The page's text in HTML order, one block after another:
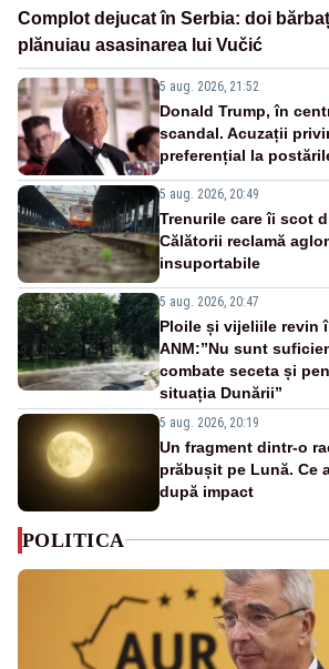
Complot dejucat în Serbia: doi
plănuiau asasinarea lui Vučić
5 aug. 2026, 21:52
Donald Trump, în
scandal. Acuzații
preferențial la
5 aug. 2026, 20:49
Trenurile care îi scot
Călătorii reclamă
insuportabile
5 aug. 2026, 20:47
Ploile și vijeliile revin
ANM:”Nu sunt
combate seceta și
situația Dunării”
5 aug. 2026, 20:19
Un fragment dintr-o
prăbușit pe Lună. Ce
după impact
POLITICA